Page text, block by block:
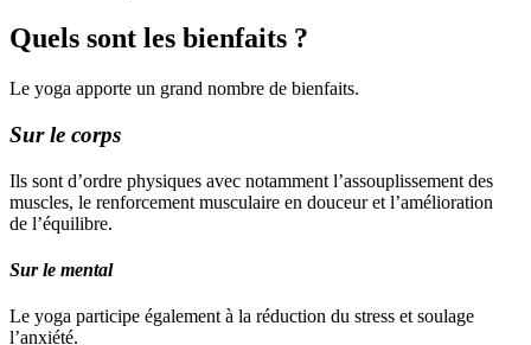
Quels sont les bienfaits ?
Le yoga apporte un grand nombre de bienfaits.
Sur le corps
Ils sont d’ordre physiques avec notamment l’assouplissement des
muscles, le renforcement musculaire en douceur et l’amélioration
de l’équilibre.
Sur le mental
Le yoga participe également à la réduction du stress et soulage
l’anxiété.